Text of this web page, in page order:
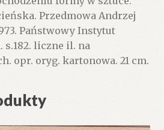
Przedmowa Andrzej
Państwowy Instytut
s.182. liczne il. na
opr. oryg. kartonowa. 21 cm.